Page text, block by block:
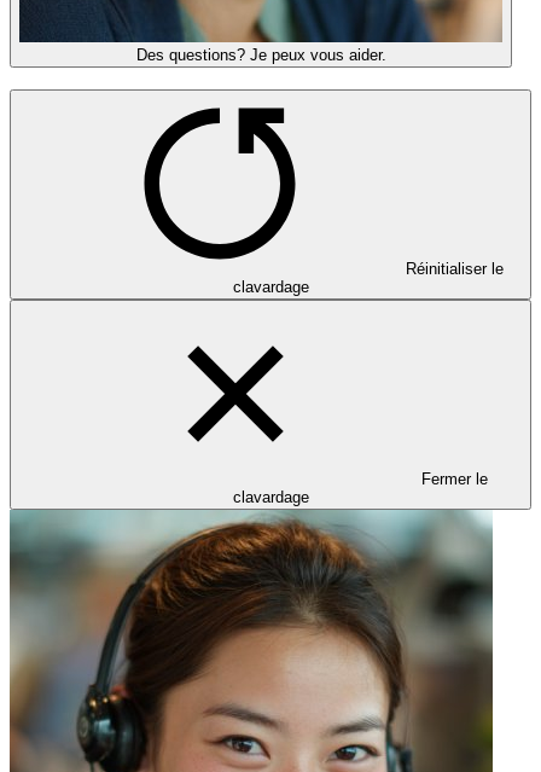
Des questions? Je peux vous aider.
Réinitialiser le
clavardage
Fermer le
clavardage